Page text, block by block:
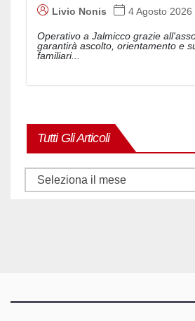
Livio Nonis 4 Agosto 2026
Operativo a Jalmicco grazie
garantirà ascolto, orientamento e
familiari...
Tutti Gli Articoli
Tutti